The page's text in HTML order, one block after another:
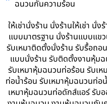
ฉนวนกันความร้อน
ให้เช่านั่งร้าน นั่งร้านให้เช่า นั่
แบบมาตรฐาน นั่งร้านแบบแ
รับเหมาติดตั้งนั่งร้าน รับรื้อถ
แบบนั่งร้าน รับติดตั้งงานหุ้ม
รับเหมาหุ้มฉนวนท่อร้อน รับเ
ท่อน้ำร้อน รับเหมาหุ้มฉนวนท่อ
เหมาหุ้มฉนวนท่อดักส์แอร์ รับ